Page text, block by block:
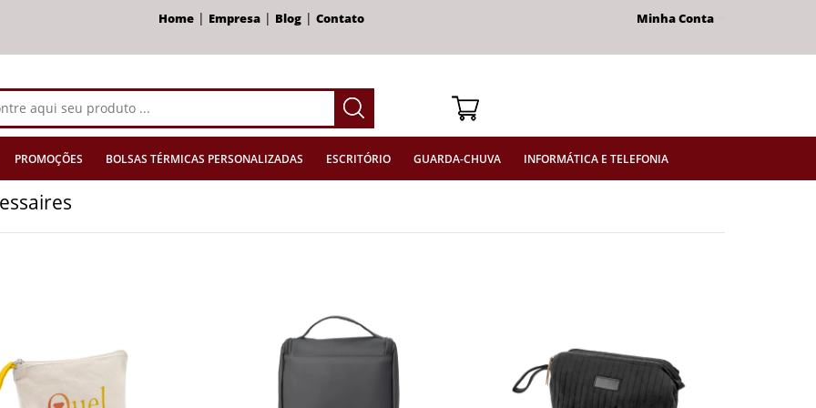
Home| Empresa| Blog| Contato Minha Conta
PROMOÇÕES BOLSAS TÉRMICAS PERSONALIZADAS ESCRITÓRIO GUARDA-CHUVA INFORMÁTICA E TELEFONIA